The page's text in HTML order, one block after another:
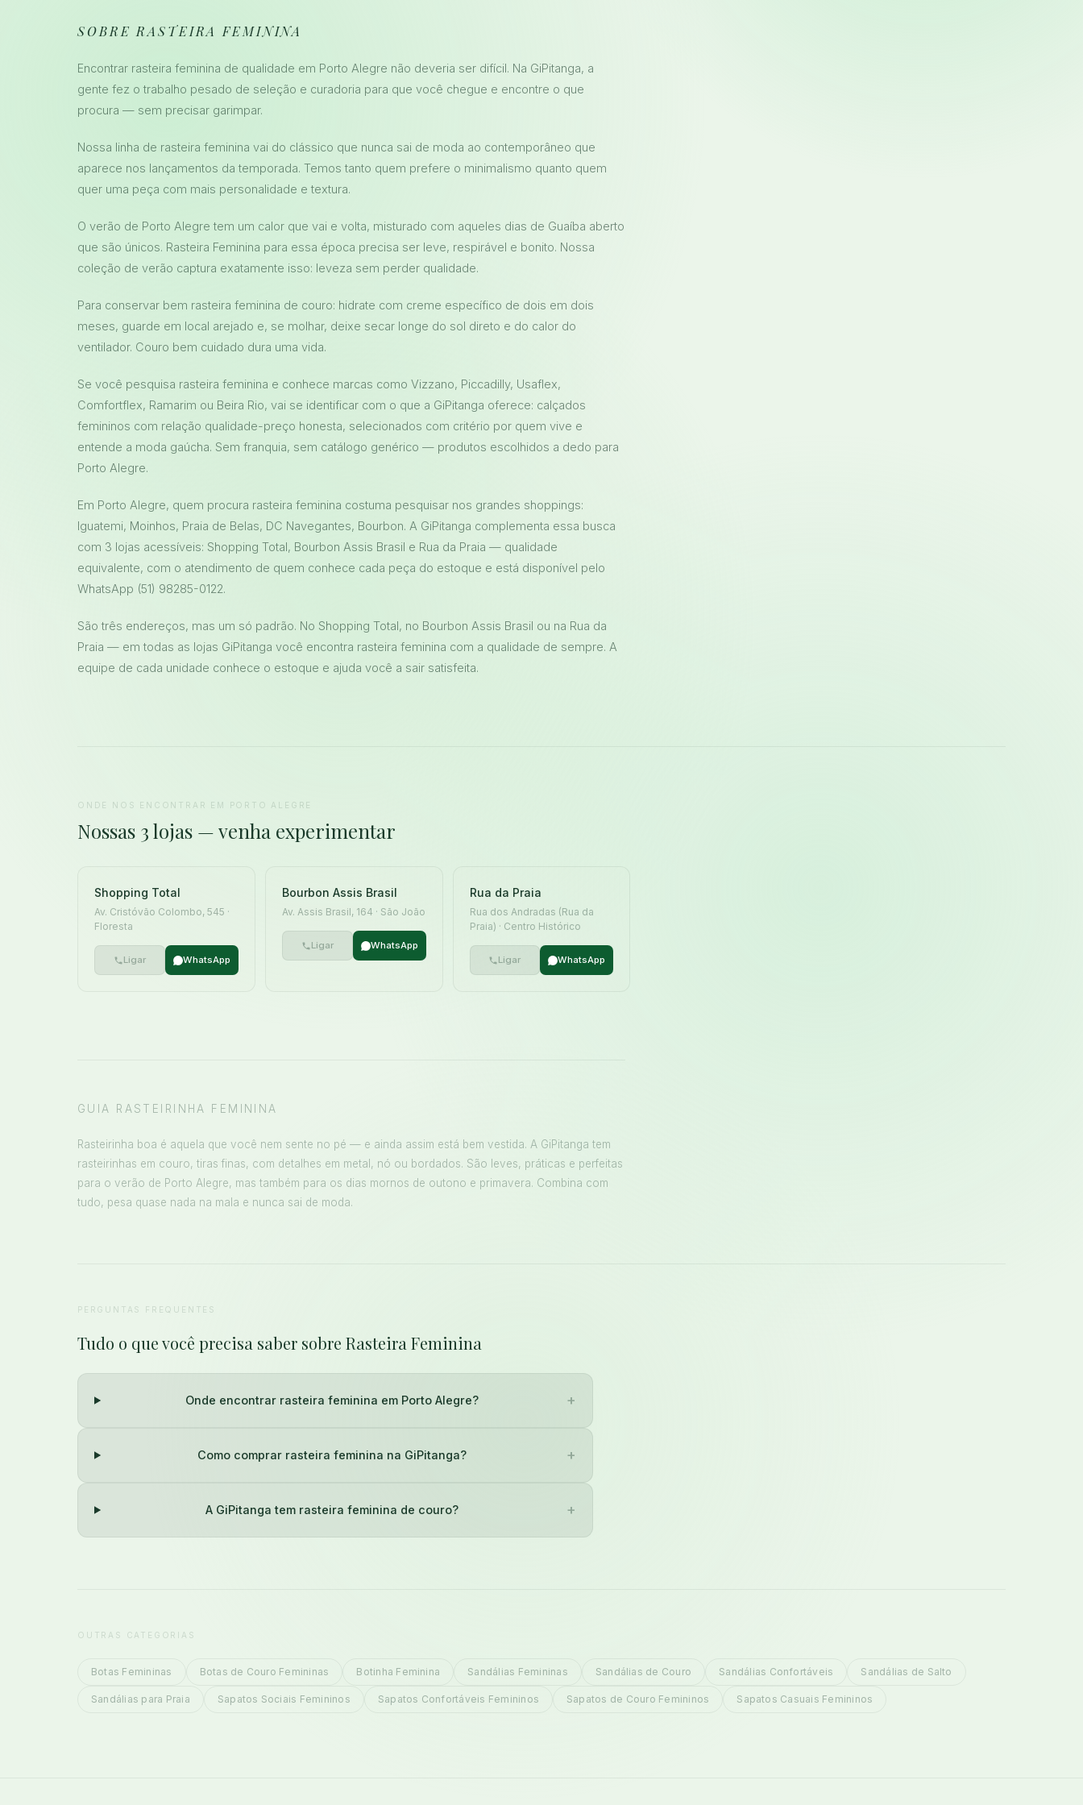
SOBRE RASTEIRA FEMININA
Encontrar rasteira feminina de qualidade em Porto Alegre não deveria ser difícil. Na GiPitanga, a
gente fez o trabalho pesado de seleção e curadoria para que você chegue e encontre o que
procura — sem precisar garimpar.
Nossa linha de rasteira feminina vai do clássico que nunca sai de moda ao contemporâneo que
aparece nos lançamentos da temporada. Temos tanto quem prefere o minimalismo quanto quem
quer uma peça com mais personalidade e textura.
O verão de Porto Alegre tem um calor que vai e volta, misturado com aqueles dias de Guaíba aberto
que são únicos. Rasteira Feminina para essa época precisa ser leve, respirável e bonito. Nossa
coleção de verão captura exatamente isso: leveza sem perder qualidade.
Para conservar bem rasteira feminina de couro: hidrate com creme específico de dois em dois
meses, guarde em local arejado e, se molhar, deixe secar longe do sol direto e do calor do
ventilador. Couro bem cuidado dura uma vida.
Se você pesquisa rasteira feminina e conhece marcas como Vizzano, Piccadilly, Usaflex,
Comfortflex, Ramarim ou Beira Rio, vai se identificar com o que a GiPitanga oferece: calçados
femininos com relação qualidade-preço honesta, selecionados com critério por quem vive e
entende a moda gaúcha. Sem franquia, sem catálogo genérico — produtos escolhidos a dedo para
Porto Alegre.
Em Porto Alegre, quem procura rasteira feminina costuma pesquisar nos grandes shoppings:
Iguatemi, Moinhos, Praia de Belas, DC Navegantes, Bourbon. A GiPitanga complementa essa busca
com 3 lojas acessíveis: Shopping Total, Bourbon Assis Brasil e Rua da Praia — qualidade
equivalente, com o atendimento de quem conhece cada peça do estoque e está disponível pelo
WhatsApp (51) 98285-0122.
São três endereços, mas um só padrão. No Shopping Total, no Bourbon Assis Brasil ou na Rua da
Praia — em todas as lojas GiPitanga você encontra rasteira feminina com a qualidade de sempre. A
equipe de cada unidade conhece o estoque e ajuda você a sair satisfeita.
ONDE NOS ENCONTRAR EM PORTO ALEGRE
Nossas 3 lojas — venha experimentar
Shopping Total
Av. Cristóvão Colombo, 545 ·
Floresta
Ligar WhatsApp
Bourbon Assis Brasil
Av. Assis Brasil, 164 · São João
Ligar WhatsApp
Rua da Praia
Rua dos Andradas (Rua da
Praia) · Centro Histórico
Ligar WhatsApp
GUIA RASTEIRINHA FEMININA
Rasteirinha boa é aquela que você nem sente no pé — e ainda assim está bem vestida. A GiPitanga tem
rasteirinhas em couro, tiras finas, com detalhes em metal, nó ou bordados. São leves, práticas e perfeitas
para o verão de Porto Alegre, mas também para os dias mornos de outono e primavera. Combina com
tudo, pesa quase nada na mala e nunca sai de moda.
PERGUNTAS FREQUENTES
Tudo o que você precisa saber sobre Rasteira Feminina
Onde encontrar rasteira feminina em Porto Alegre? +
Como comprar rasteira feminina na GiPitanga? +
A GiPitanga tem rasteira feminina de couro? +
OUTRAS CATEGORIAS
Botas Femininas Botas de Couro Femininas Botinha Feminina Sandálias Femininas Sandálias de Couro Sandálias Confortáveis Sandálias de Salto
Sandálias para Praia Sapatos Sociais Femininos Sapatos Confortáveis Femininos Sapatos de Couro Femininos Sapatos Casuais Femininos